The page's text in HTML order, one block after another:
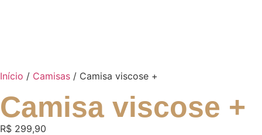
Início / Camisas / Camisa viscose +
Camisa viscose +
R$ 299,90